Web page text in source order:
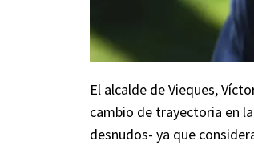
El alcalde de Vieques,
cambio de trayectoria en
desnudos- ya que